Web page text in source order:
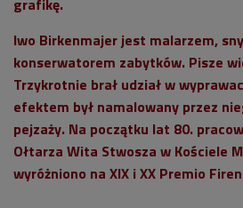
grafikę.
Iwo Birkenmajer jest malarzem,
konserwatorem zabytków. Pisze
Trzykrotnie brał udział w
efektem był namalowany przez
pejzaży. Na początku lat 80.
Ołtarza Wita Stwosza w Kościele
wyróżniono na XIX i XX Premio